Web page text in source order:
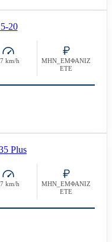
km/h
ΜΗΝ_ΕΜΦΑΝΙΖ
ΕΤΕ
km/h
ΜΗΝ_ΕΜΦΑΝΙΖ
ΕΤΕ